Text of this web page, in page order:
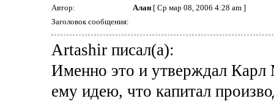
Автор: Алан[ Ср мар 08, 2006 4:28 am ]
Заголовок сообщения:
Artashir писал(а):
Именно это и утверждал
ему идею, что капитал